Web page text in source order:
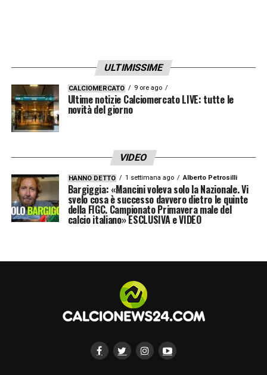
ULTIMISSIME
CALCIOMERCATO 9 ore ago
Ultime notizie Calciomercato LIVE: tutte le
novità del giorno
VIDEO
HANNO DETTO 1 settimana ago Alberto Petrosilli
Bargiggia: «Mancini voleva solo la Nazionale. Vi
svelo cosa è successo davvero dietro le quinte
della FIGC. Campionato Primavera male del
calcio italiano» ESCLUSIVA e VIDEO